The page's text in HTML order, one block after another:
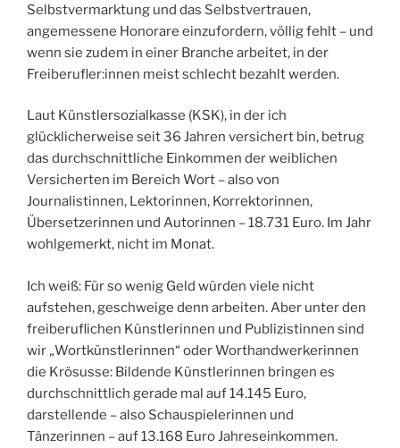
Selbstvermarktung und das Selbstvertrauen,
angemessene Honorare einzufordern, völlig fehlt – und
wenn sie zudem in einer Branche arbeitet, in der
Freiberufler:innen meist schlecht bezahlt werden.
Laut Künstlersozialkasse (KSK), in der ich
glücklicherweise seit 36 Jahren versichert bin, betrug
das durchschnittliche Einkommen der weiblichen
Versicherten im Bereich Wort – also von
Journalistinnen, Lektorinnen, Korrektorinnen,
Übersetzerinnen und Autorinnen – 18.731 Euro. Im Jahr
wohlgemerkt, nicht im Monat.
Ich weiß: Für so wenig Geld würden viele nicht
aufstehen, geschweige denn arbeiten. Aber unter den
freiberuflichen Künstlerinnen und Publizistinnen sind
wir „Wortkünstlerinnen“ oder Worthandwerkerinnen
die Krösusse: Bildende Künstlerinnen bringen es
durchschnittlich gerade mal auf 14.145 Euro,
darstellende – also Schauspielerinnen und
Tänzerinnen – auf 13.168 Euro Jahreseinkommen.